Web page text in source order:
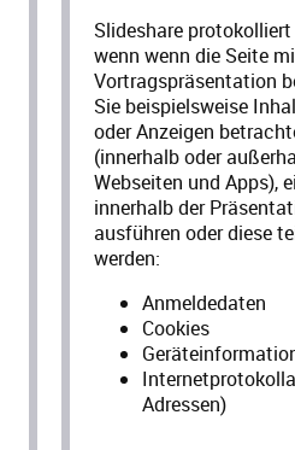
Slideshare
wenn wenn die Seite
Vortragspräsentation
Sie beispielsweise
oder Anzeigen
(innerhalb oder
Webseiten und Apps),
innerhalb der
ausführen oder diese
werden:
Anmeldedaten
Cookies
Adressen)